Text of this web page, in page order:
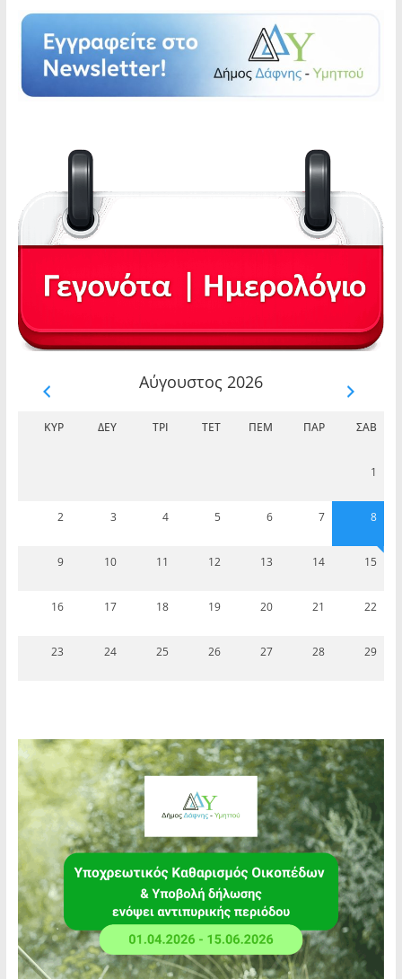
Αύγουστος 2026
ΚΥΡ ΔΕΥ ΤΡΊ ΤΕΤ ΠΈΜ ΠΑΡ ΣΆΒ
1
2 3 4 5 6 7 8
9 10 11 12 13 14 15
16 17 18 19 20 21 22
23 24 25 26 27 28 29